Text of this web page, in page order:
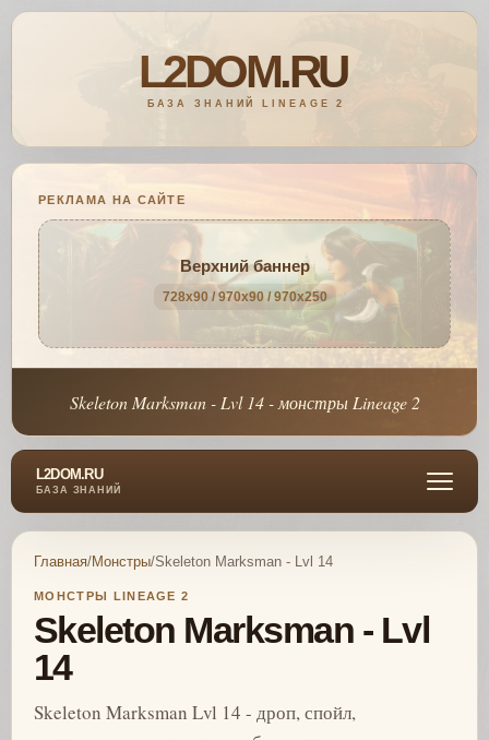
РЕКЛАМА НА САЙТЕ
Верхний баннер
728x90 / 970x90 / 970x250
Skeleton Marksman - Lvl 14 - монстры Lineage 2
L2DOM.RU
БАЗА ЗНАНИЙ
Главная/Монстры/Skeleton Marksman - Lvl 14
МОНСТРЫ LINEAGE 2
Skeleton Marksman - Lvl
14
Skeleton Marksman Lvl 14 - дроп, спойл,